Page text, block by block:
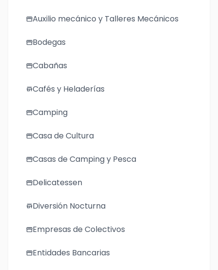
storefrontAuxilio mecánico y Talleres Mecánicos
storefrontBodegas
storefrontCabañas
storeCafés y Heladerías
storefrontCamping
storefrontCasa de Cultura
storefrontCasas de Camping y Pesca
storefrontDelicatessen
storeDiversión Nocturna
storefrontEmpresas de Colectivos
storefrontEntidades Bancarias